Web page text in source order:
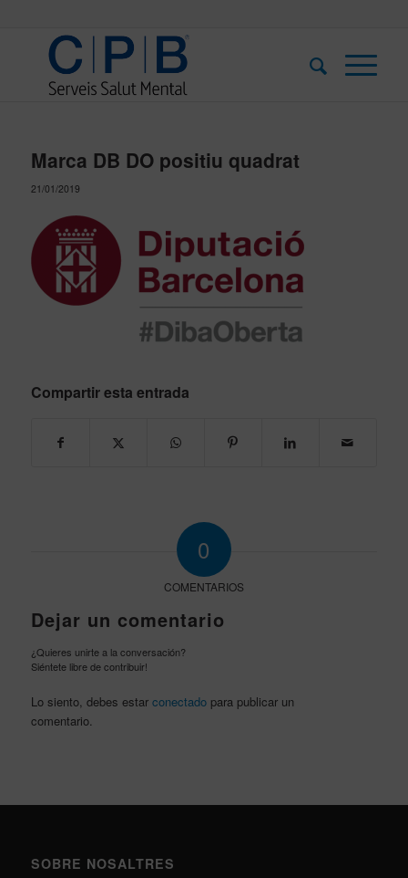
Marca DB DO positiu quadrat
21/01/2019
Compartir esta entrada
0
COMENTARIOS
Dejar un comentario
¿Quieres unirte a la conversación?
Siéntete libre de contribuir!
Lo siento, debes estar conectadopara publicar un
comentario.
SOBRE NOSALTRES